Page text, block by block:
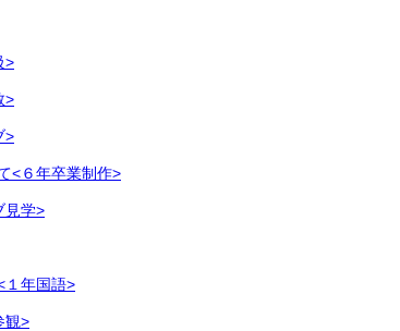
>
>
>
<６年卒業制作>
見学>
１年国語>
観>